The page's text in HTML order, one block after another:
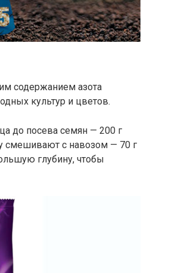
содержанием азота
культур и цветов.
до посева семян — 200 г
смешивают с навозом — 70 г
глубину, чтобы